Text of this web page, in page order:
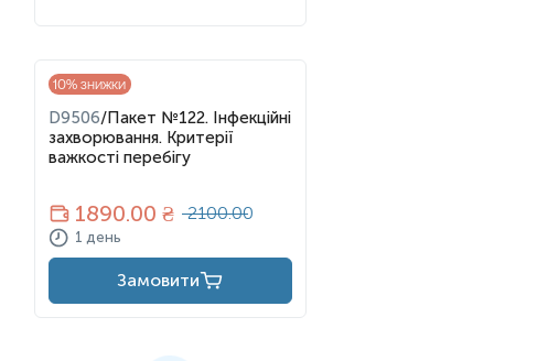
10% знижки
D9506/Пакет №122. Інфекційні
захворювання. Критерії
важкості перебігу
1890.00 ₴ 2100.00
1 день
Замовити